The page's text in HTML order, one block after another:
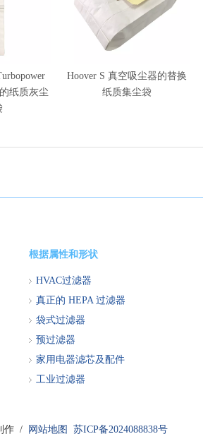
纸质灰尘
Hoover S 真空吸尘器的替换
纸质集尘袋
根据属性和形状
HVAC过滤器
真正的 HEPA 过滤器
袋式过滤器
预过滤器
家用电器滤芯及配件
工业过滤器
作 / 网站地图 苏ICP备2024088838号